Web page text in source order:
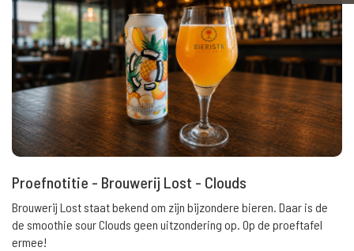
Proefnotitie - Brouwerij Lost - Clouds
Brouwerij Lost staat bekend om zijn bijzondere bieren. Daar is de
de smoothie sour Clouds geen uitzondering op. Op de proeftafel
ermee!